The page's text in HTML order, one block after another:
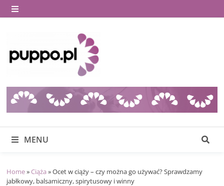
Skip
to
MENU
MENU
Home» Ciąża »Ocet w ciąży – czy można go używać? Sprawdzamy
jabłkowy, balsamiczny, spirytusowy i winny